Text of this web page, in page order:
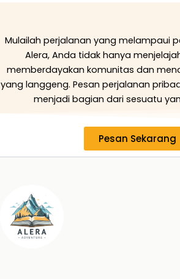
Mulailah perjalanan yang melampaui
Alera, Anda tidak hanya
memberdayakan komunitas dan
yang langgeng. Pesan perjalanan
menjadi bagian dari sesuatu
Pesan Sekarang